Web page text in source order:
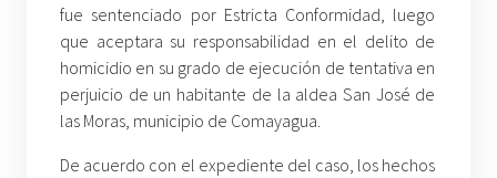
fue sentenciado por Estricta Conformidad, luego
que aceptara su responsabilidad en el delito de
homicidio en su grado de ejecución de tentativa en
perjuicio de un habitante de la aldea San José de
las Moras, municipio de Comayagua.
De acuerdo con el expediente del caso, los hechos